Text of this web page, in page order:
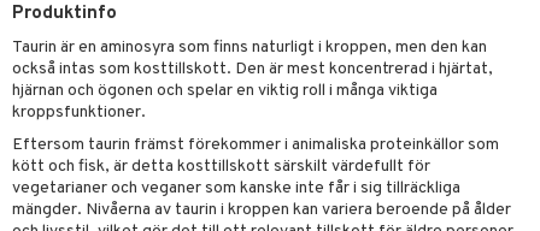
Produktinfo
Taurin är en aminosyra som finns naturligt i kroppen, men den kan
också intas som kosttillskott. Den är mest koncentrerad i hjärtat,
hjärnan och ögonen och spelar en viktig roll i många viktiga
kroppsfunktioner.
Eftersom taurin främst förekommer i animaliska proteinkällor som
kött och fisk, är detta kosttillskott särskilt värdefullt för
vegetarianer och veganer som kanske inte får i sig tillräckliga
mängder. Nivåerna av taurin i kroppen kan variera beroende på ålder
& buljong
fot
K
svar